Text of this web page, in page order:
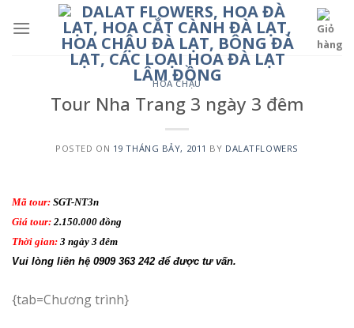
HOA CHẬU
Tour Nha Trang 3 ngày 3 đêm
POSTED ON 19 THÁNG BẢY, 2011 BY DALATFLOWERS
Mã tour: SGT-NT3n
Giá tour: 2.150.000 đồng
Thời gian: 3 ngày 3 đêm
Vui lòng liên hệ 0909 363 242 để được tư vấn.
{tab=Chương trình}